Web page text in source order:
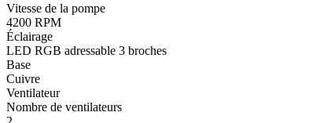
Vitesse de la pompe
4200 RPM
Éclairage
LED RGB adressable 3 broches
Base
Cuivre
Ventilateur
Nombre de ventilateurs